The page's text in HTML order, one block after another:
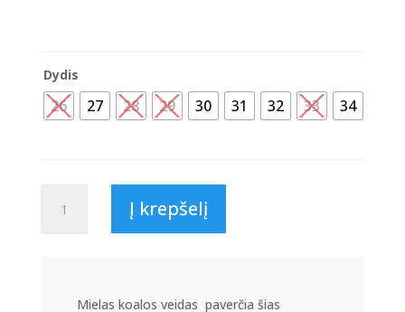
Dydis
26 27 28 29 30 31 32 33 34
kiekis:
Į krepšelį
Mielas koalos veidas paverčia šias